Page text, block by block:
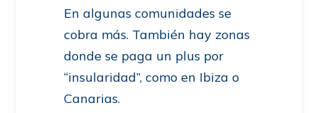
En algunas comunidades se
cobra más. También hay zonas
donde se paga un plus por
“insularidad”, como en Ibiza o
Canarias.